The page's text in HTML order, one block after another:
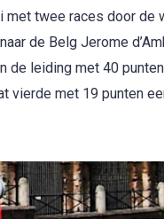
twee races door de
de Belg Jerome
de leiding met 40
vierde met 19 punten